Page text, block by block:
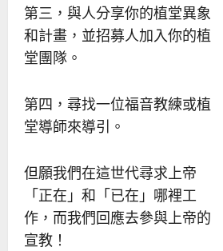
第三，與人分享你的植堂異象
和計畫，並招募人加入你的植
堂團隊。
第四，尋找一位福音教練或植
堂導師來導引。
但願我們在這世代尋求上帝
「正在」和「已在」哪裡工
作，而我們回應去參與上帝的
宣教！